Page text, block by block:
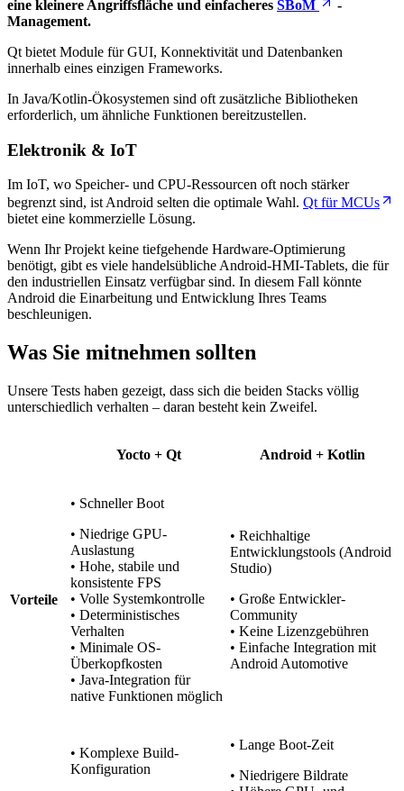
eine kleinere Angriffsfläche und einfacheres SBoM
-
Management.
Qt bietet Module für GUI, Konnektivität und Datenbanken
innerhalb eines einzigen Frameworks.
In Java/Kotlin-Ökosystemen sind oft zusätzliche Bibliotheken
erforderlich, um ähnliche Funktionen bereitzustellen.
Elektronik & IoT
Im IoT, wo Speicher- und CPU-Ressourcen oft noch stärker
begrenzt sind, ist Android selten die optimale Wahl. Qt für MCUs
bietet eine kommerzielle Lösung.
Wenn Ihr Projekt keine tiefgehende Hardware-Optimierung
benötigt, gibt es viele handelsübliche Android-HMI-Tablets, die für
den industriellen Einsatz verfügbar sind. In diesem Fall könnte
Android die Einarbeitung und Entwicklung Ihres Teams
beschleunigen.
Was Sie mitnehmen sollten
Unsere Tests haben gezeigt, dass sich die beiden Stacks völlig
unterschiedlich verhalten – daran besteht kein Zweifel.
Yocto + Qt Android + Kotlin
Vorteile
• Schneller Boot
• Niedrige GPU-
Auslastung
• Hohe, stabile und
konsistente FPS
• Volle Systemkontrolle
• Deterministisches
Verhalten
• Minimale OS-
Überkopfkosten
• Java-Integration für
native Funktionen möglich
• Reichhaltige
Entwicklungstools (Android
Studio)
• Große Entwickler-
Community
• Keine Lizenzgebühren
• Einfache Integration mit
Android Automotive
• Komplexe Build-
Konfiguration
• Lange Boot-Zeit
• Niedrigere Bildrate